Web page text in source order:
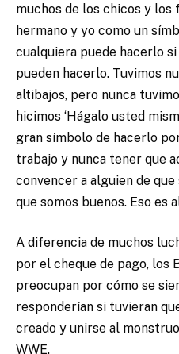
muchos de los chicos y los
hermano y yo como un
cualquiera puede hacerlo
pueden hacerlo. Tuvimos
altibajos, pero nunca
hicimos ‘Hágalo usted
gran símbolo de hacerlo
trabajo y nunca tener que
convencer a alguien de
que somos buenos. Eso es
A diferencia de muchos
por el cheque de pago, los
preocupan por cómo se
responderían si tuvieran
creado y unirse al
WWE.